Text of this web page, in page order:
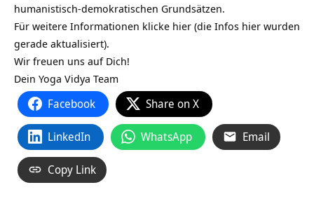
humanistisch-demokratischen Grundsätzen.
Für weitere Informationen klicke hier (die Infos hier wurden
gerade aktualisiert).
Wir freuen uns auf Dich!
Dein Yoga Vidya Team
Facebook Share on X
LinkedIn WhatsApp Email
Copy Link